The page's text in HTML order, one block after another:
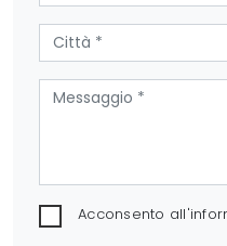
Acconsento